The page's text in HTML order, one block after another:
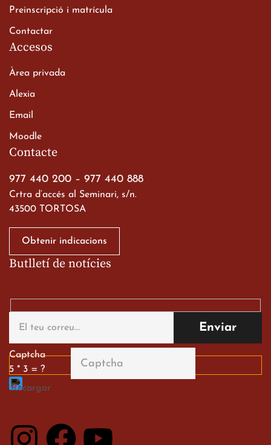
a les ciutats imperials
alumnes al Tortosa
English Festival
13 de març de 2026
Contacte
977 440 200 – 977 440 888
Crtra d’accés al Seminari, s/n.
43500 TORTOSA
Obtenir indicacions
Preinscripció i matrícula
Contactar
Accesos
Àrea privada
Alexia
Email
Moodle
Butlletí de notícies
Captcha
5 * 3 = ?